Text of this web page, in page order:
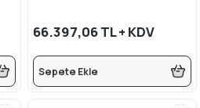
66.397,06 TL + KDV
Sepete Ekle